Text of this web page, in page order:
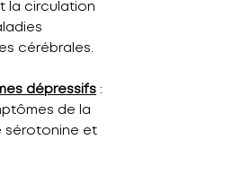
la circulation
cérébrales.
dépressifs :
de la
sérotonine et